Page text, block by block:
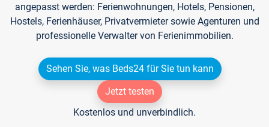
angepasst werden: Ferienwohnungen, Hotels, Pensionen,
Hostels, Ferienhäuser, Privatvermieter sowie Agenturen und
professionelle Verwalter von Ferienimmobilien.
Sehen Sie, was Beds24 für Sie tun kann
Jetzt testen
Kostenlos und unverbindlich.